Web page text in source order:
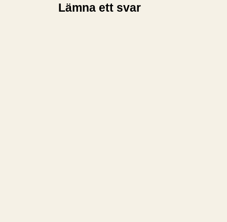
Lämna ett svar